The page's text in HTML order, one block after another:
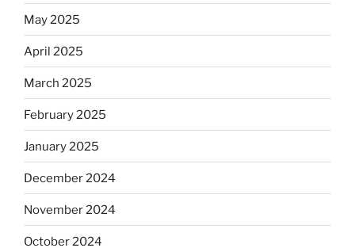
May 2025
April 2025
March 2025
February 2025
January 2025
December 2024
November 2024
October 2024